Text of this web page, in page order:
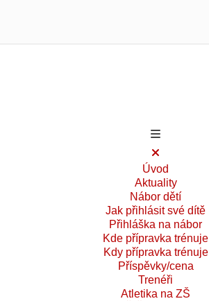
Úvod
Aktuality
Nábor dětí
Jak přihlásit své dítě
Přihláška na nábor
Kde přípravka trénuje
Kdy přípravka trénuje
Příspěvky/cena
Trenéři
Atletika na ZŠ